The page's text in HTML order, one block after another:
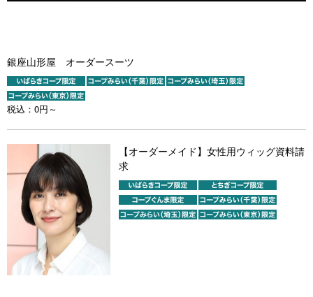
銀座山形屋 オーダースーツ
税込： 0円～
【オーダーメイド】女性用ウィッグ資料請
求